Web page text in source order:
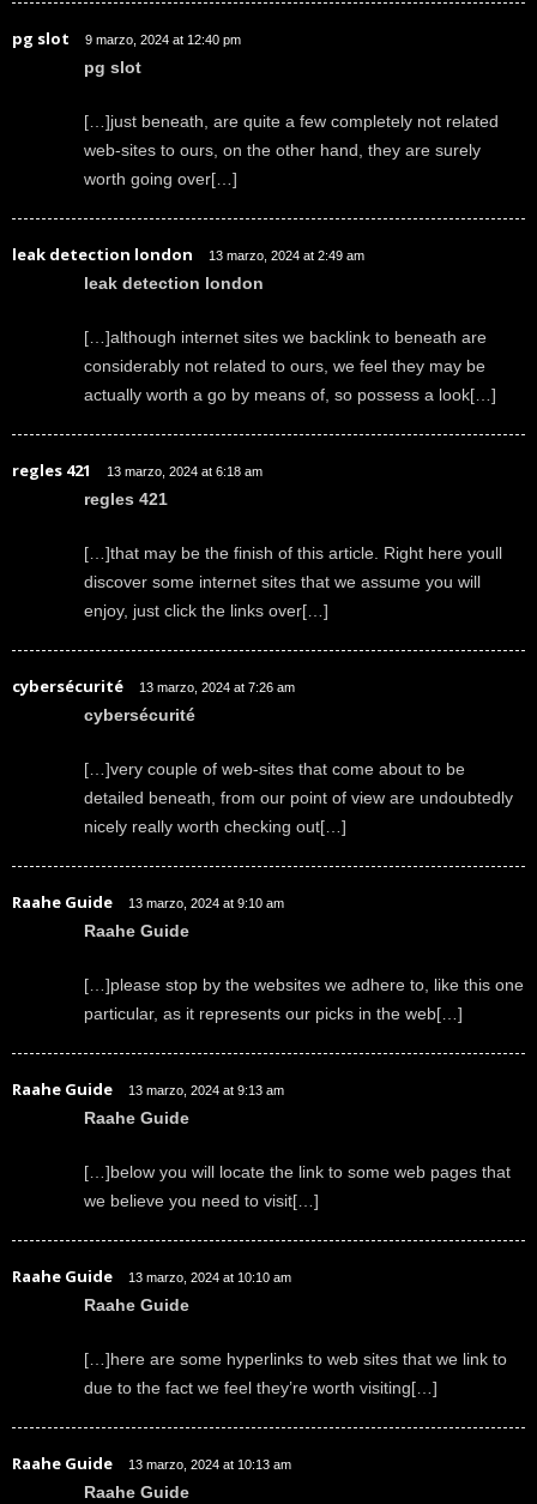
pg slot 9 marzo, 2024 at 12:40 pm
pg slot
[…]just beneath, are quite a few completely not related
web-sites to ours, on the other hand, they are surely
worth going over[…]
leak detection london 13 marzo, 2024 at 2:49 am
leak detection london
[…]although internet sites we backlink to beneath are
considerably not related to ours, we feel they may be
actually worth a go by means of, so possess a look[…]
regles 421 13 marzo, 2024 at 6:18 am
regles 421
[…]that may be the finish of this article. Right here youll
discover some internet sites that we assume you will
enjoy, just click the links over[…]
cybersécurité 13 marzo, 2024 at 7:26 am
cybersécurité
[…]very couple of web-sites that come about to be
detailed beneath, from our point of view are undoubtedly
nicely really worth checking out[…]
Raahe Guide 13 marzo, 2024 at 9:10 am
Raahe Guide
[…]please stop by the websites we adhere to, like this one
particular, as it represents our picks in the web[…]
Raahe Guide 13 marzo, 2024 at 9:13 am
Raahe Guide
[…]below you will locate the link to some web pages that
we believe you need to visit[…]
Raahe Guide 13 marzo, 2024 at 10:10 am
Raahe Guide
[…]here are some hyperlinks to web sites that we link to
due to the fact we feel they’re worth visiting[…]
Raahe Guide 13 marzo, 2024 at 10:13 am
Raahe Guide